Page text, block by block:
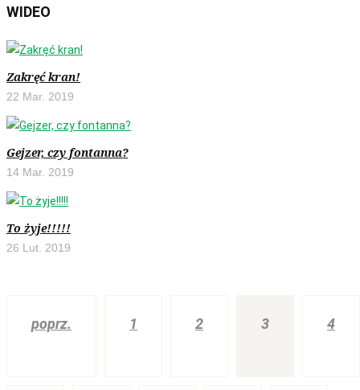
WIDEO
Zakręć kran!
22 Mar. 2019
Gejzer, czy fontanna?
14 Mar. 2019
To żyje!!!!!
26 Lut. 2019
poprz. 1 2 3 4